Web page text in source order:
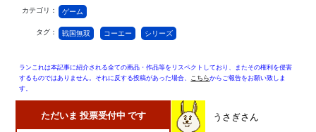
カテゴリ： ゲーム
タグ： 戦国無双 コーエー シリーズ
ランこれは本記事に紹介される全ての商品・作品等をリスペクトしており、またその権利を侵害
するものではありません。それに反する投稿があった場合、 こちらからご報告をお願い致しま
す。
ただいま 投票受付中 です うさぎさん